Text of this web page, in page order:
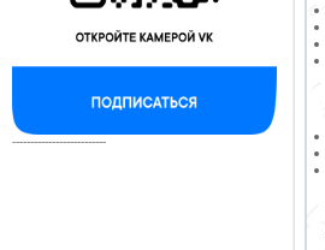
--------------------------